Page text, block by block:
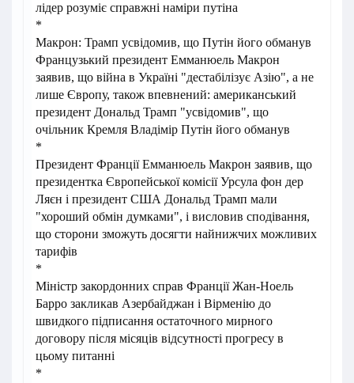
лідер розуміє справжні наміри путіна
*
Макрон: Трамп усвідомив, що Путін його обманув
Французький президент Емманюель Макрон
заявив, що війна в Україні "дестабілізує Азію", а не
лише Європу, також впевнений: американський
президент Дональд Трамп "усвідомив", що
очільник Кремля Владімір Путін його обманув
*
Президент Франції Емманюель Макрон заявив, що
президентка Європейської комісії Урсула фон дер
Ляєн і президент США Дональд Трамп мали
"хороший обмін думками", і висловив сподівання,
що сторони зможуть досягти найнижчих можливих
тарифів
*
Міністр закордонних справ Франції Жан-Ноель
Барро закликав Азербайджан і Вірменію до
швидкого підписання остаточного мирного
договору після місяців відсутності прогресу в
цьому питанні
*